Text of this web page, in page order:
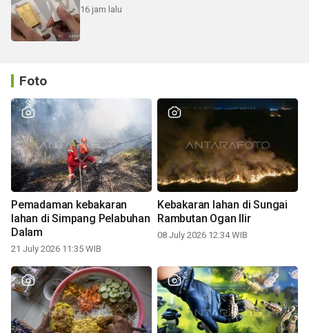
16 jam lalu
Foto
Pemadaman kebakaran
lahan di Simpang Pelabuhan
Dalam
21 July 2026 11:35 WIB
Kebakaran lahan di Sungai
Rambutan Ogan Ilir
08 July 2026 12:34 WIB